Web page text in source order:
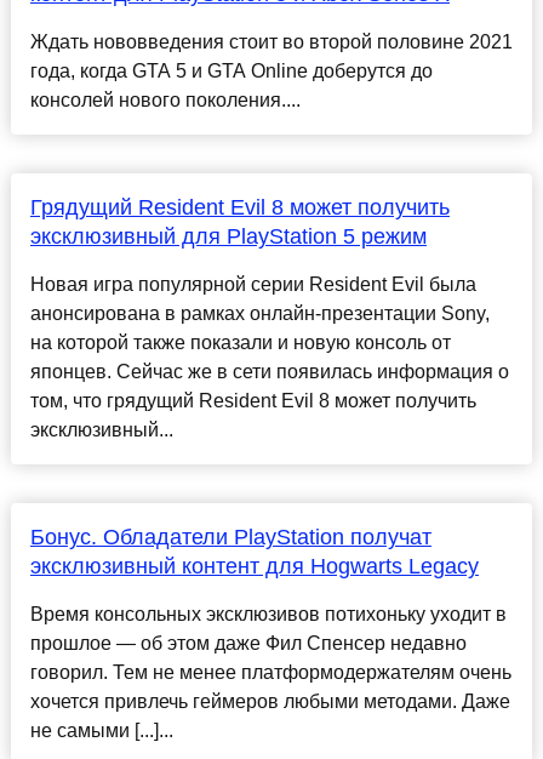
Ждать нововведения стоит во второй половине 2021
года, когда GTA 5 и GTA Online доберутся до
консолей нового поколения....
Грядущий Resident Evil 8 может получить
эксклюзивный для PlayStation 5 режим
Новая игра популярной серии Resident Evil была
анонсирована в рамках онлайн-презентации Sony,
на которой также показали и новую консоль от
японцев. Сейчас же в сети появилась информация о
том, что грядущий Resident Evil 8 может получить
эксклюзивный...
Бонус. Обладатели PlayStation получат
эксклюзивный контент для Hogwarts Legacy
Время консольных эксклюзивов потихоньку уходит в
прошлое — об этом даже Фил Спенсер недавно
говорил. Тем не менее платформодержателям очень
хочется привлечь геймеров любыми методами. Даже
не самыми [...]...